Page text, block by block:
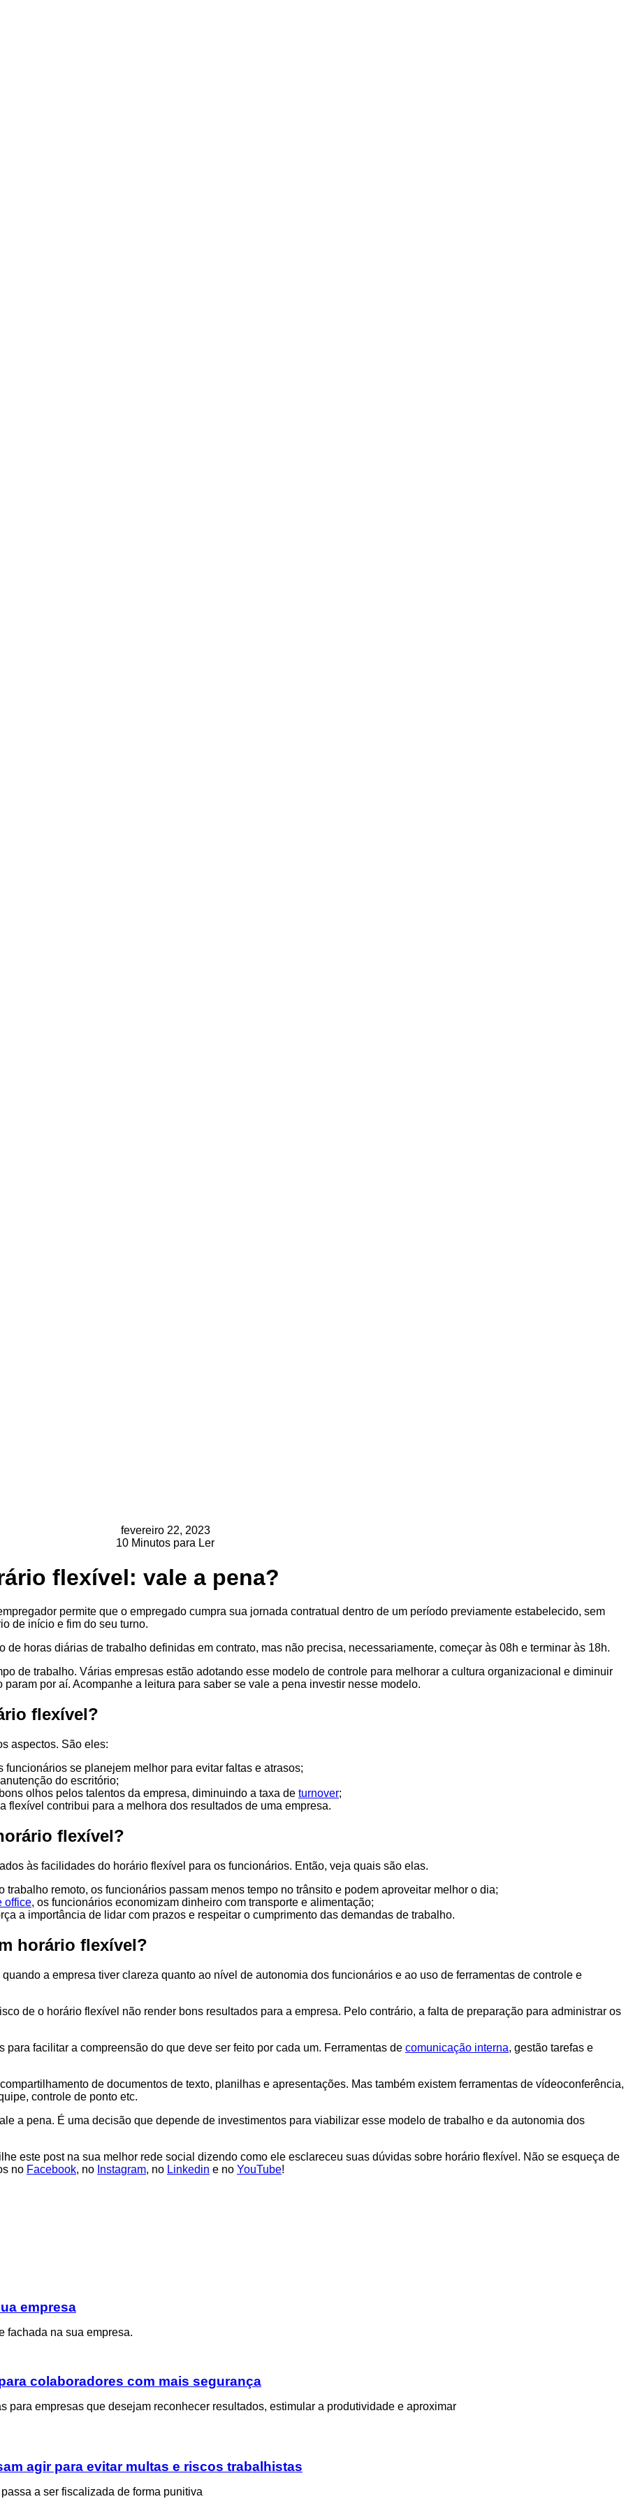
fevereiro 22, 2023
10 Minutos para Ler
flexível: vale a pena?
permite que o empregado cumpra sua jornada contratual dentro de um período previamente estabelecido, sem
de início e fim do seu turno.
horas diárias de trabalho definidas em contrato, mas não precisa, necessariamente, começar às 08h e terminar às 18h.
de trabalho. Várias empresas estão adotando esse modelo de controle para melhorar a cultura organizacional e diminuir
por aí. Acompanhe a leitura para saber se vale a pena investir nesse modelo.
flexível?
aspectos. São eles:
se planejem melhor para evitar faltas e atrasos;
do escritório;
olhos pelos talentos da empresa, diminuindo a taxa de turnover;
contribui para a melhora dos resultados de uma empresa.
flexível?
às facilidades do horário flexível para os funcionários. Então, veja quais são elas.
remoto, os funcionários passam menos tempo no trânsito e podem aproveitar melhor o dia;
office, os funcionários economizam dinheiro com transporte e alimentação;
a importância de lidar com prazos e respeitar o cumprimento das demandas de trabalho.
horário flexível?
a empresa tiver clareza quanto ao nível de autonomia dos funcionários e ao uso de ferramentas de controle e
de o horário flexível não render bons resultados para a empresa. Pelo contrário, a falta de preparação para administrar os
facilitar a compreensão do que deve ser feito por cada um. Ferramentas de comunicação interna, gestão tarefas e
de documentos de texto, planilhas e apresentações. Mas também existem ferramentas de vídeoconferência,
controle de ponto etc.
a pena. É uma decisão que depende de investimentos para viabilizar esse modelo de trabalho e da autonomia dos
este post na sua melhor rede social dizendo como ele esclareceu suas dúvidas sobre horário flexível. Não se esqueça de
no Facebook, no Instagram, no Linkedin e no YouTube!
empresa
fachada na sua empresa.
colaboradores com mais segurança
para empresas que desejam reconhecer resultados, estimular a produtividade e aproximar
agir para evitar multas e riscos trabalhistas
a ser fiscalizada de forma punitiva